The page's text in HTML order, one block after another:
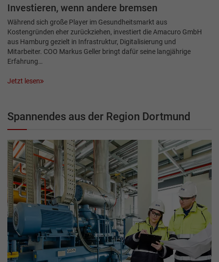
Investieren, wenn andere bremsen
Während sich große Player im Gesundheitsmarkt aus
Kostengründen eher zurückziehen, investiert die Amacuro GmbH
aus Hamburg gezielt in Infrastruktur, Digitalisierung und
Mitarbeiter. COO Markus Geller bringt dafür seine langjährige
Erfahrung…
Jetzt lesen
Spannendes aus der Region Dortmund